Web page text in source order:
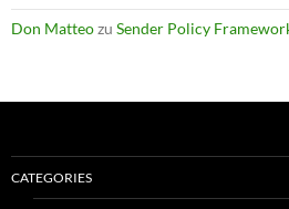
Don Matteozu Sender Policy
CATEGORIES